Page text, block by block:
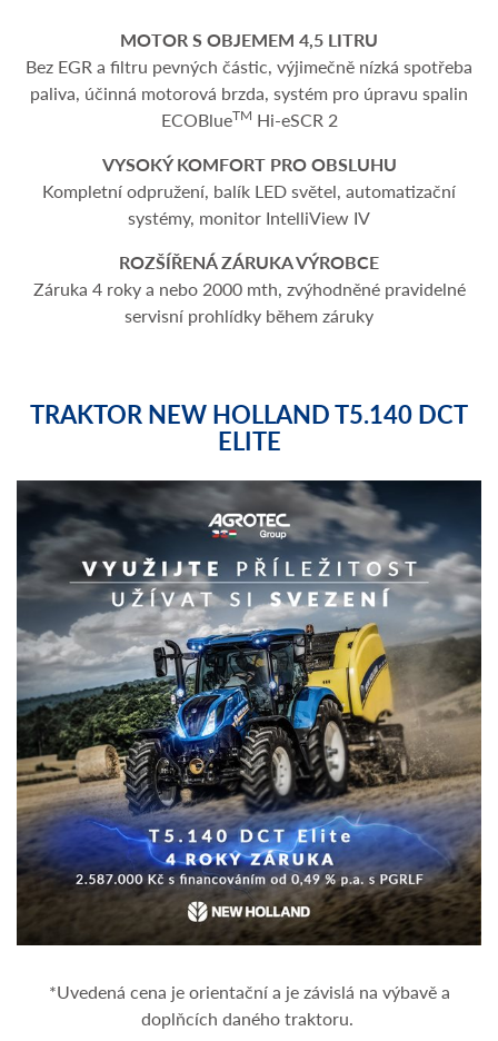
MOTOR S OBJEMEM 4,5 LITRU
Bez EGR a filtru pevných částic, výjimečně nízká spotřeba
paliva, účinná motorová brzda, systém pro úpravu spalin
ECOBlueTM Hi-eSCR 2
VYSOKÝ KOMFORT PRO OBSLUHU
Kompletní odpružení, balík LED světel, automatizační
systémy, monitor IntelliView IV
ROZŠÍŘENÁ ZÁRUKA VÝROBCE
Záruka 4 roky a nebo 2000 mth, zvýhodněné pravidelné
servisní prohlídky během záruky
TRAKTOR NEW HOLLAND T5.140 DCT
ELITE
*Uvedená cena je orientační a je závislá na výbavě a
doplňcích daného traktoru.